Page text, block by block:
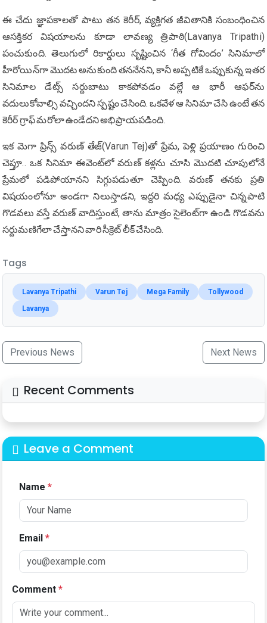
ఈ చేదు జ్ఞాపకాలతో పాటు తన కెరీర్, వ్యక్తిగత జీవితానికి సంబంధించిన
ఆసక్తికర విషయాలను కూడా లావణ్య త్రిపాఠి(Lavanya Tripathi)
పంచుకుంది. తెలుగులో రికార్డులు సృష్టించిన ‘గీత గోవిందం’ సినిమాలో
హీరోయిన్‌గా మొదట అనుకుంది తననేనని, కానీ అప్పటికే ఒప్పుకున్న ఇతర
సినిమాల డేట్స్ సర్దుబాటు కాకపోవడం వల్లే ఆ భారీ ఆఫర్‌ను
వదులుకోవాల్సి వచ్చిందని స్పష్టం చేసింది. ఒకవేళ ఆ సినిమా చేసి ఉంటే తన
కెరీర్ గ్రాఫ్ మరోలా ఉండేదని అభిప్రాయపడింది.
ఇక మెగా ప్రిన్స్ వరుణ్ తేజ్‌(Varun Tej)తో ప్రేమ, పెళ్లి ప్రయాణం గురించి
చెప్తూ.. ఒక సినిమా ఈవెంట్‌లో వరుణ్ కళ్లను చూసి మొదటి చూపులోనే
ప్రేమలో పడిపోయానని సిగ్గుపడుతూ చెప్పింది. వరుణ్ తనకు ప్రతి
విషయంలోనూ అండగా నిలుస్తాడని, ఇద్దరి మధ్య ఎప్పుడైనా చిన్నపాటి
గొడవలు వస్తే వరుణ్ వాదిస్తుంటే, తాను మాత్రం సైలెంట్‌గా ఉండి గొడవను
సర్దుమణిగేలా చేస్తానని వారి సీక్రెట్ లీక్ చేసింది.
Tags
Lavanya Tripathi Varun Tej Mega Family
Tollywood
Lavanya
Previous News Next News
Recent Comments
Leave a Comment
Name *
Email *
Comment *